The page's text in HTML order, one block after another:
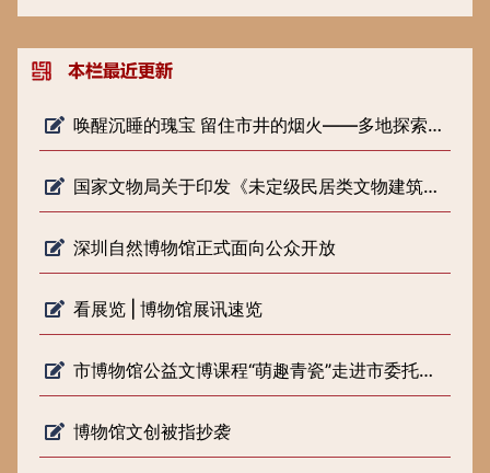
唤醒沉睡的瑰宝 留住市井的烟火——多地探索低级别文物保护新路径
国家文物局关于印发《未定级民居类文物建筑修缮审批工作指引（试行）》的通知
深圳自然博物馆正式面向公众开放
看展览 | 博物馆展讯速览
市博物馆公益文博课程“萌趣青瓷”走进市委托管课堂
博物馆文创被指抄袭